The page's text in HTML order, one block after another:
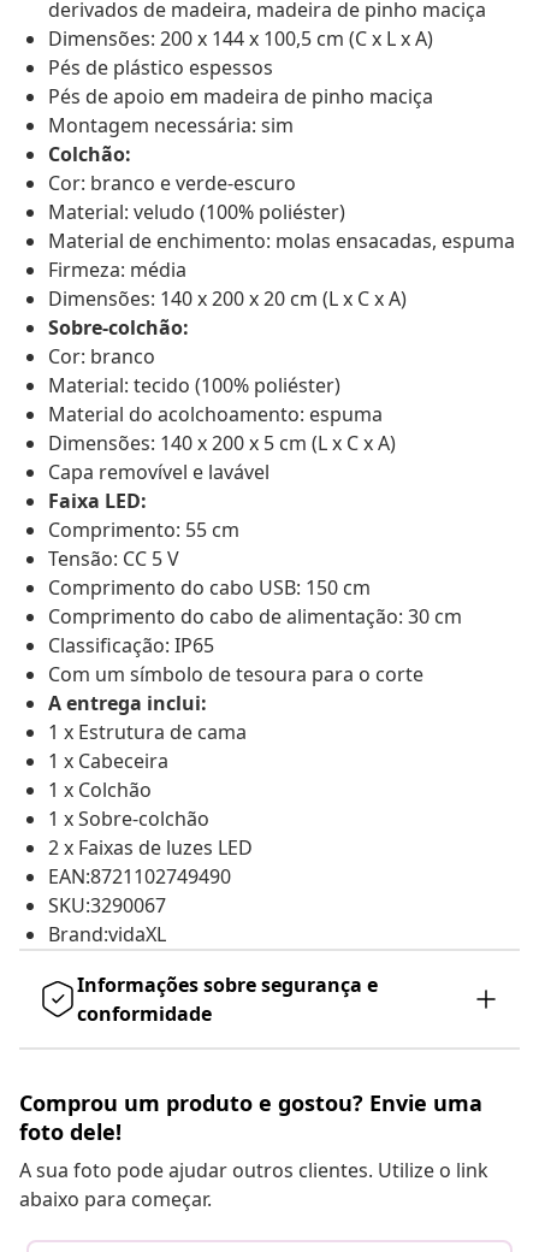
derivados de madeira, madeira de pinho maciça
Dimensões: 200 x 144 x 100,5 cm (C x L x A)
Pés de plástico espessos
Pés de apoio em madeira de pinho maciça
Montagem necessária: sim
Colchão:
Cor: branco e verde-escuro
Material: veludo (100% poliéster)
Material de enchimento: molas ensacadas, espuma
Firmeza: média
Dimensões: 140 x 200 x 20 cm (L x C x A)
Sobre-colchão:
Cor: branco
Material: tecido (100% poliéster)
Material do acolchoamento: espuma
Dimensões: 140 x 200 x 5 cm (L x C x A)
Capa removível e lavável
Faixa LED:
Comprimento: 55 cm
Tensão: CC 5 V
Comprimento do cabo USB: 150 cm
Comprimento do cabo de alimentação: 30 cm
Classificação: IP65
Com um símbolo de tesoura para o corte
A entrega inclui:
1 x Estrutura de cama
1 x Cabeceira
1 x Colchão
1 x Sobre-colchão
2 x Faixas de luzes LED
EAN:8721102749490
SKU:3290067
Brand:vidaXL
Informações sobre segurança e
conformidade
Comprou um produto e gostou? Envie uma
foto dele!
A sua foto pode ajudar outros clientes. Utilize o link
abaixo para começar.